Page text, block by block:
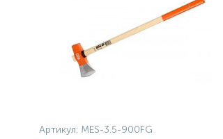
Артикул: MES-3.5-900FG